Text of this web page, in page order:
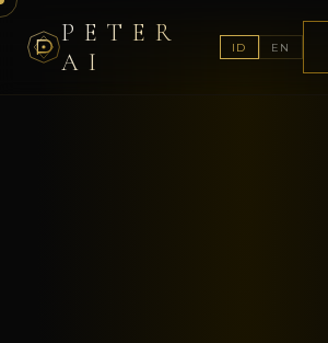
PETER
AI
ID EN